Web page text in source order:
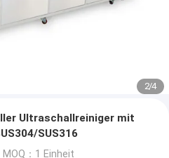
2/4
Ultraschallreiniger mit
SUS316
MOQ：1 Einheit